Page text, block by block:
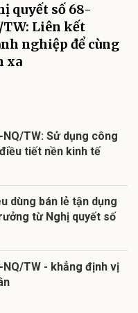
quyết số 68-
TW: Liên kết
nghiệp để cùng
xa
NQ/TW: Sử dụng công
tiết nền kinh tế
dùng bán lẻ tận dụng
từ Nghị quyết số
NQ/TW - khẳng định vị